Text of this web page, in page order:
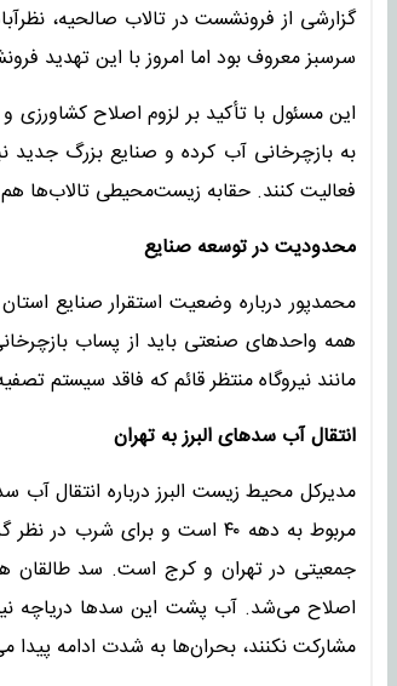
گزارشی از فرونشست در تالاب صالحیه،
سرسبز معروف بود اما امروز با این تهدید
این مسئول با تأکید بر لزوم اصلاح کشاورزی
به بازچرخانی آب کرده و صنایع بزرگ جدید
فعالیت کنند. حقابه زیست‌محیطی تالاب‌ها
محدودیت در توسعه صنایع
محمدپور درباره وضعیت استقرار صنایع
همه واحدهای صنعتی باید از پساب
مانند نیروگاه منتظر قائم که فاقد سیستم
انتقال آب سدهای البرز به تهران
مدیرکل محیط زیست البرز درباره انتقال
مربوط به دهه ۴۰ است و برای
جمعیتی در تهران و کرج است. سد طالقان
اصلاح می‌شد. آب پشت این سدها دریاچه‌
مشارکت نکنند، بحران‌ها به شدت ادامه پیدا